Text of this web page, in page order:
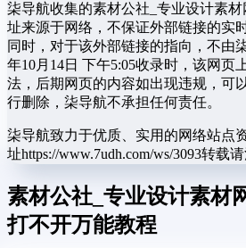
柒导航收集的素材公社_专业设计素
址来源于网络，不保证外部链接的实
同时，对于该外部链接的指向，不由
年10月14日 下午5:05收录时，该网页
法，后期网页的内容如出现违规，可
行删除，柒导航不承担任何责任。
柒导航致力于优质、实用的网络站点
址https://www.7udh.com/ws/3093转载
素材公社_专业设计素材
打不开万能教程